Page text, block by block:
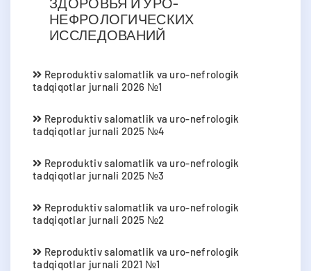
НЕФРОЛОГИЧЕСКИХ
ИССЛЕДОВАНИЙ
Reproduktiv salomatlik va uro-nefrologik
tadqiqotlar jurnali 2026 №1
Reproduktiv salomatlik va uro-nefrologik
tadqiqotlar jurnali 2025 №4
Reproduktiv salomatlik va uro-nefrologik
tadqiqotlar jurnali 2025 №3
Reproduktiv salomatlik va uro-nefrologik
tadqiqotlar jurnali 2025 №2
Reproduktiv salomatlik va uro-nefrologik
tadqiqotlar jurnali 2021 №1